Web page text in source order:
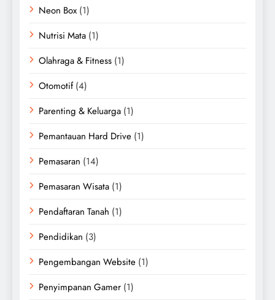
Neon Box (1)
Nutrisi Mata (1)
Olahraga & Fitness (1)
Otomotif(4)
Parenting & Keluarga (1)
Pemantauan Hard Drive (1)
Pemasaran (14)
Pemasaran Wisata (1)
Pendaftaran Tanah (1)
Pendidikan (3)
Pengembangan Website (1)
Penyimpanan Gamer (1)